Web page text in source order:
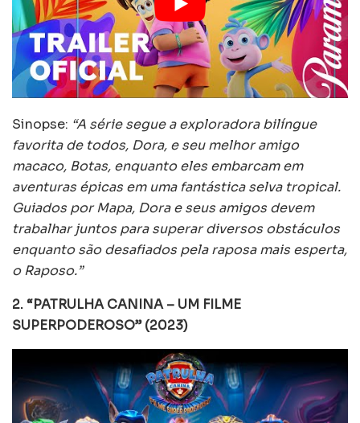
Sinopse: “A série segue a exploradora bilíngue
favorita de todos, Dora, e seu melhor amigo
macaco, Botas, enquanto eles embarcam em
aventuras épicas em uma fantástica selva tropical.
Guiados por Mapa, Dora e seus amigos devem
trabalhar juntos para superar diversos obstáculos
enquanto são desafiados pela raposa mais esperta,
o Raposo.”
2. “PATRULHA CANINA – UM FILME
SUPERPODEROSO” (2023)